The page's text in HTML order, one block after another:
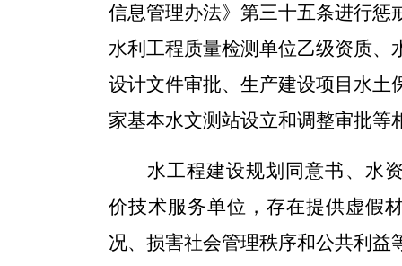
信息管理办法》 第三十五条进行惩
水利工程质量检测单位乙级资质、
设计文件审批、生产建设项目水土
家基本水文测站设立和调整审批等
水工程建设规划同意书 、水
价技术服务单位，存在提供虚假
况、损害社会管理秩序和公共利益